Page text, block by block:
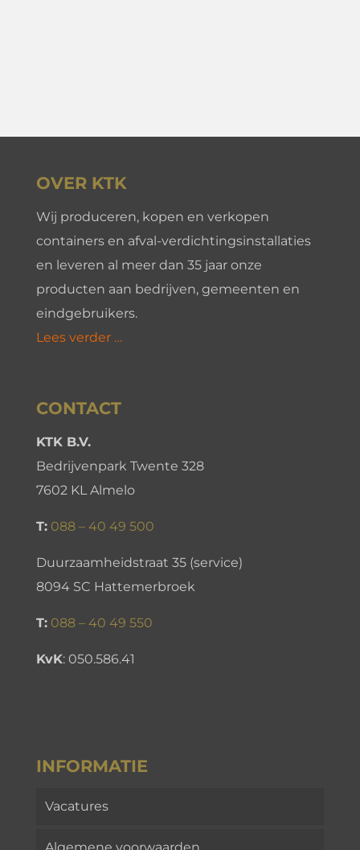
OVER KTK
Wij produceren, kopen en verkopen
containers en afval-verdichtingsinstallaties
en leveren al meer dan 35 jaar onze
producten aan bedrijven, gemeenten en
eindgebruikers.
Lees verder …
CONTACT
KTK B.V.
Bedrijvenpark Twente 328
7602 KL Almelo
T: 088 – 40 49 500
Duurzaamheidstraat 35 (service)
8094 SC Hattemerbroek
T: 088 – 40 49 550
KvK: 050.586.41
INFORMATIE
Vacatures